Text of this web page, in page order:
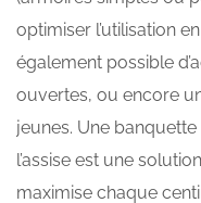
optimiser l’utilisation
également possible
ouvertes, ou encore
jeunes. Une
l’assise est une
maximise chaque